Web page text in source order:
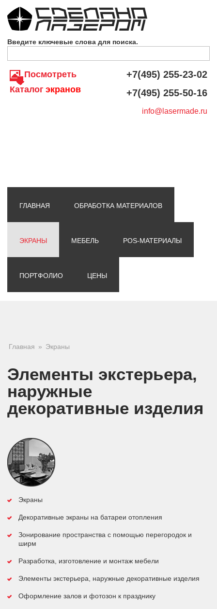
Введите ключевые слова для поиска.
Посмотреть
Каталог экранов
+7(495) 255-23-02
+7(495) 255-50-16
info@lasermade.ru
ГЛАВНАЯ ОБРАБОТКА МАТЕРИАЛОВ
ЭКРАНЫ МЕБЕЛЬ POS-МАТЕРИАЛЫ
ПОРТФОЛИО ЦЕНЫ
Вы здесь
Главная » Экраны
Элементы экстерьера,
наружные
декоративные изделия
Экраны
Декоративные экраны на батареи отопления
Зонирование пространства с помощью перегородок и
ширм
Разработка, изготовление и монтаж мебели
Элементы экстерьера, наружные декоративные изделия
Оформление залов и фотозон к празднику